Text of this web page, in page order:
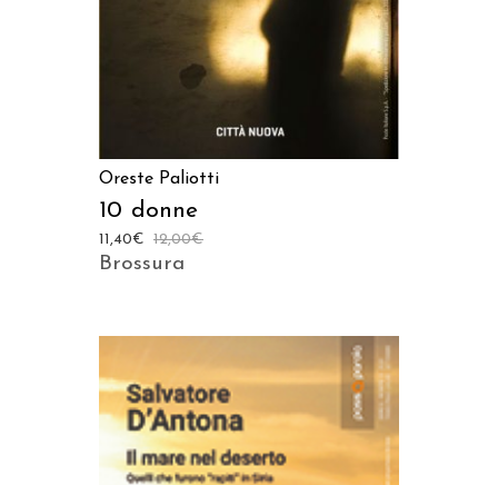
Oreste Paliotti
10 donne
12,00€
11,40€
Brossura